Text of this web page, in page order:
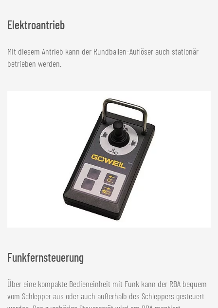
Elektroantrieb
Mit diesem Antrieb kann der Rundballen-Auflöser auch stationär
betrieben werden.
Funkfernsteuerung
Über eine kompakte Bedieneinheit mit Funk kann der RBA bequem
vom Schlepper aus oder auch außerhalb des Schleppers gesteuert